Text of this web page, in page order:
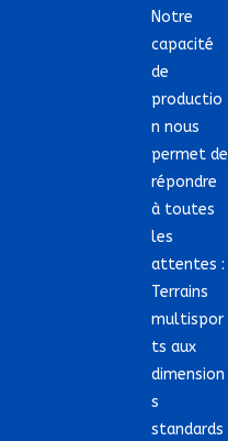
Notre
capacité
de
productio
n nous
permet de
répondre
à toutes
les
attentes :
Terrains
multispor
ts aux
dimension
s
standards